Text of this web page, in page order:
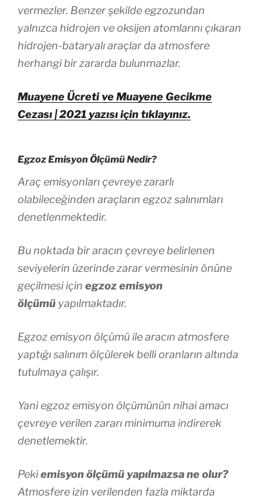
vermezler. Benzer şekilde egzozundan
yalnızca hidrojen ve oksijen atomlarını çıkaran
hidrojen-bataryalı araçlar da atmosfere
herhangi bir zararda bulunmazlar.
Muayene Ücreti ve Muayene Gecikme
Cezası | 2021 yazısı için tıklayınız.
Egzoz Emisyon Ölçümü Nedir?
Araç emisyonları çevreye zararlı
olabileceğinden araçların egzoz salınımları
denetlenmektedir.
Bu noktada bir aracın çevreye belirlenen
seviyelerin üzerinde zarar vermesinin önüne
geçilmesi için egzoz emisyon
ölçümü yapılmaktadır.
Egzoz emisyon ölçümü ile aracın atmosfere
yaptığı salınım ölçülerek belli oranların altında
tutulmaya çalışır.
Yani egzoz emisyon ölçümünün nihai amacı
çevreye verilen zararı minimuma indirerek
denetlemektir.
Pekiemisyon ölçümü yapılmazsa ne olur?
Atmosfere izin verilenden fazla miktarda